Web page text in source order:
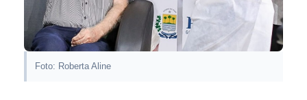
Foto: Roberta Aline